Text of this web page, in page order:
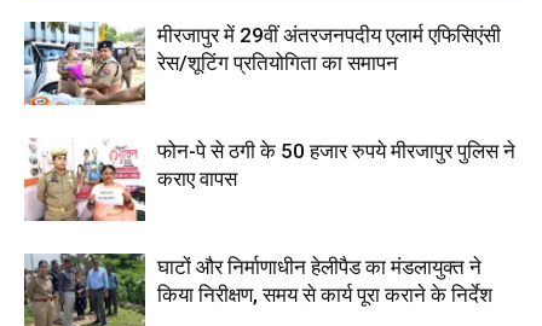
मीरजापुर में 29वीं अंतरजनपदीय एलार्म एफिसिएंसी
रेस/शूटिंग प्रतियोगिता का समापन
फोन-पे से ठगी के 50 हजार रुपये मीरजापुर पुलिस ने
कराए वापस
घाटों और निर्माणाधीन हेलीपैड का मंडलायुक्त ने
किया निरीक्षण, समय से कार्य पूरा कराने के निर्देश